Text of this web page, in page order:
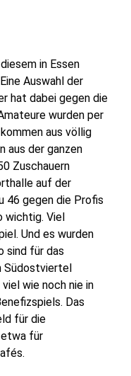
in Essen
Auswahl der
hat dabei gegen die
wurden per
aus völlig
aus der ganzen
Zuschauern
auf der
46 gegen die Profis
wichtig. Viel
Und es wurden
sind für das
Südostviertel
wie noch nie in
Das
für die
etwa für